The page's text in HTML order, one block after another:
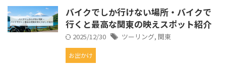
バイクでしか行けない場所・バイクで
行くと最高な関東の映えスポット紹介
2025/12/30 ツーリング, 関東
お出かけ